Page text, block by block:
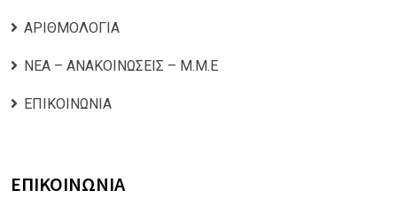
ΑΡΙΘΜΟΛΟΓΙΑ
ΝΕΑ – ΑΝΑΚΟΙΝΩΣΕΙΣ – Μ.Μ.Ε
ΕΠΙΚΟΙΝΩΝΙΑ
ΕΠΙΚΟΙΝΩΝΙΑ